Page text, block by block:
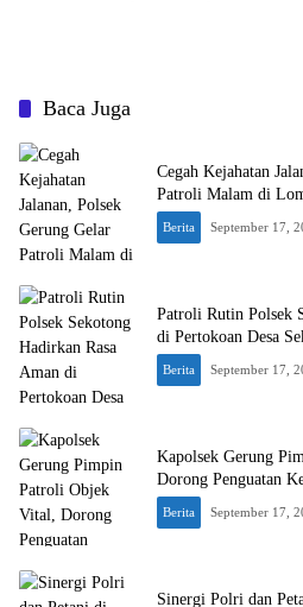
Baca Juga
Cegah Kejahatan
Patroli Malam di
Berita September 17,
Patroli Rutin Polsek
di Pertokoan Desa
Berita September 17,
Kapolsek Gerung
Dorong Penguatan
Berita September 17,
Sinergi Polri dan